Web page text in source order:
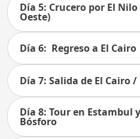
Día 5: Crucero por El
Oeste)
Día 6: Regreso a El Cairo
Día 7: Salida de El Cairo
Día 8: Tour en Estambul
Bósforo